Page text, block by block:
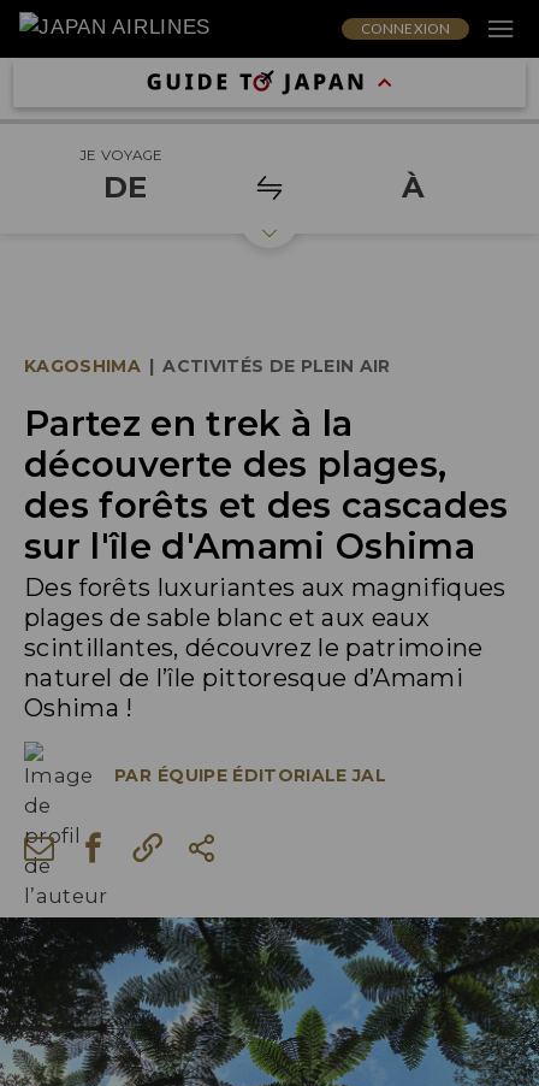
CONNEXION
JE VOYAGE
DE À
KAGOSHIMA | ACTIVITÉS DE PLEIN AIR
Partez en trek à la
découverte des plages,
des forêts et des cascades
sur l'île d'Amami Oshima
Des forêts luxuriantes aux magnifiques
plages de sable blanc et aux eaux
scintillantes, découvrez le patrimoine
naturel de l’île pittoresque d’Amami
Oshima !
PAR ÉQUIPE ÉDITORIALE JAL